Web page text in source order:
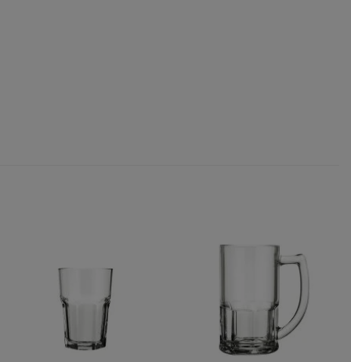
Minha
lista de
desejos
lista de
desejos